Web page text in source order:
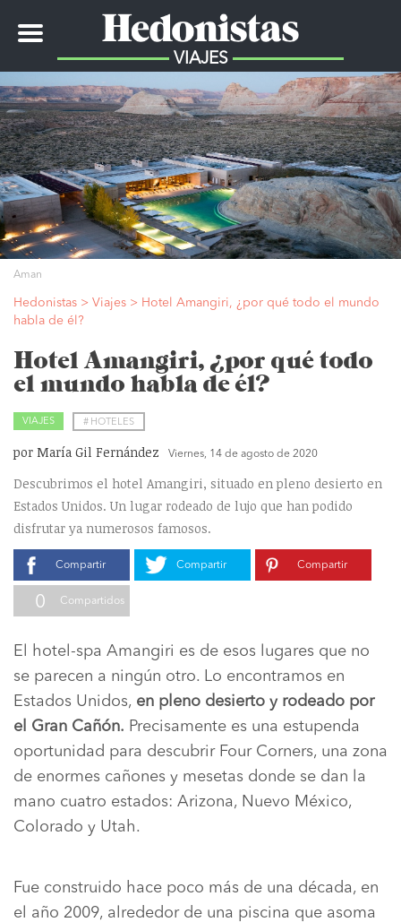
Toggle
navigation
VIAJES
Aman
Hedonistas > Viajes > Hotel Amangiri, ¿por qué todo el mundo
habla de él?
Hotel Amangiri, ¿por qué todo
el mundo habla de él?
VIAJES # HOTELES
por María Gil Fernández Viernes, 14 de agosto de 2020
Descubrimos el hotel Amangiri, situado en pleno desierto en
Estados Unidos. Un lugar rodeado de lujo que han podido
disfrutar ya numerosos famosos.
Compartir Compartir Compartir
0 Compartidos
El hotel-spa Amangiri es de esos lugares que no
se parecen a ningún otro. Lo encontramos en
Estados Unidos, en pleno desierto y rodeado por
el Gran Cañón. Precisamente es una estupenda
oportunidad para descubrir Four Corners, una zona
de enormes cañones y mesetas donde se dan la
mano cuatro estados: Arizona, Nuevo México,
Colorado y Utah.
Fue construido hace poco más de una década, en
el año 2009, alrededor de una piscina que asoma